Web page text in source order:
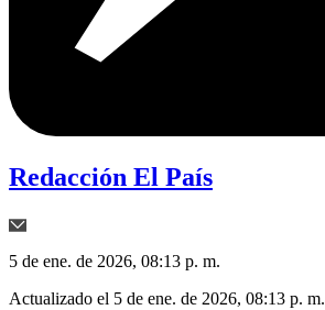
Redacción El País
5 de ene. de 2026, 08:13 p. m.
Actualizado el 5 de ene. de 2026, 08:13 p. m.